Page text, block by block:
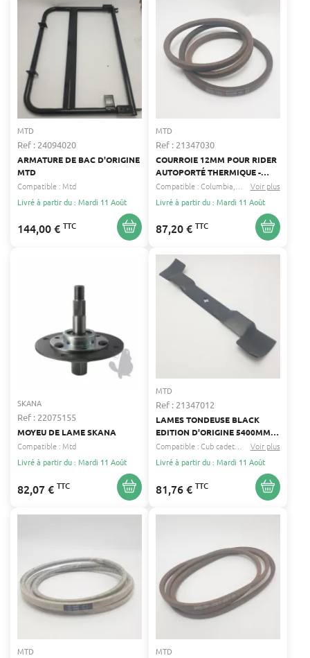
MTD
Ref : 24094020
ARMATURE DE BAC D'ORIGINE
MTD
Compatible : Mtd
Livré à partir du : Mardi 11 Août
144,00 € TTC
MTD
Ref : 21347030
COURROIE 12MM POUR RIDER
AUTOPORTÉ THERMIQUE -
COMPATIBILITÉ : BLACK-LINE,
MTD, BRICOBI, BUDGET,
CENTRAL PARK
Compatible :Columbia Raiffeisen...
Voir plus
Livré à partir du : Mardi 11 Août
87,20 € TTC
SKANA
Ref : 22075155
MOYEU DE LAME SKANA
Compatible : Mtd
Livré à partir du : Mardi 11 Août
82,07 € TTC
MTD
Ref : 21347012
LAMES TONDEUSE BLACK
EDITION D'ORIGINE 5400MM
62MM MTD 742-05254
Compatible : Cub cadetBlack edition
Voir plus
Livré à partir du : Mardi 11 Août
81,76 € TTC
MTD MTD